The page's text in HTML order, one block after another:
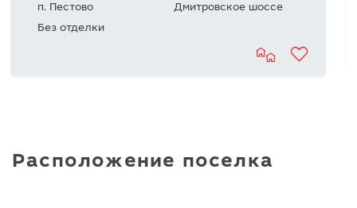
п. Пестово
Дмитровское шоссе
Без отделки
Расположение поселка